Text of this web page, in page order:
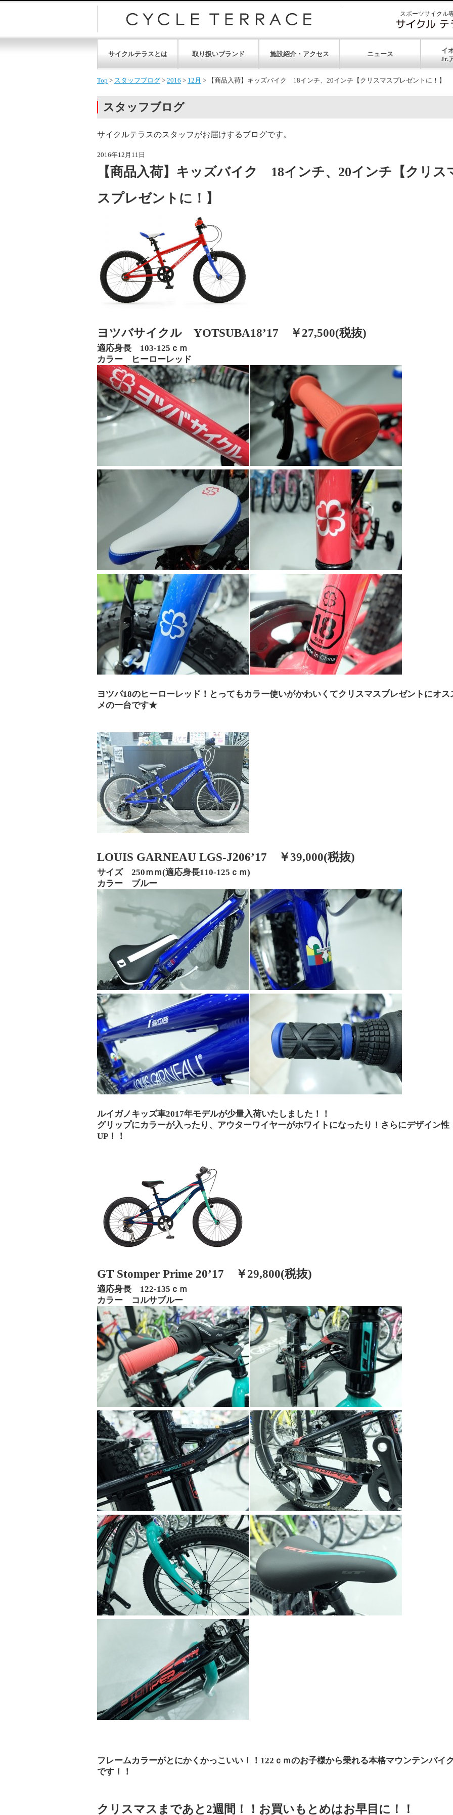
スポーツサイクル
サイクルテラスとは 取り扱いブランド 施設紹介・アクセス ニュース イ
Top > スタッフブログ > 2016 > 12月 > 【商品入荷】キッズバイク 18インチ、20インチ【クリスマスプレゼントに！】
スタッフブログ
サイクルテラスのスタッフがお届けするブログです。
2016年12月11日
【商品入荷】キッズバイク 18インチ、20インチ【クリス
スプレゼントに！】
ヨツバサイクル YOTSUBA18’17 ￥27,500(税抜)
適応身長 103-125ｃｍ
カラー ヒーローレッド
ヨツバ18のヒーローレッド！とってもカラー使いがかわいくてクリスマスプレゼントにオス
メの一台です★
LOUIS GARNEAU LGS-J206’17 ￥39,000(税抜)
サイズ 250ｍｍ(適応身長110-125ｃｍ)
カラー ブルー
ルイガノキッズ車2017年モデルが少量入荷いたしました！！
グリップにカラーが入ったり、アウターワイヤーがホワイトになったり！さらにデザイン性
UP！！
GT Stomper Prime 20’17 ￥29,800(税抜)
適応身長 122-135ｃｍ
カラー コルサブルー
フレームカラーがとにかくかっこいい！！122ｃｍのお子様から乗れる本格マウンテンバイ
です！！
クリスマスまであと2週間！！お買いもとめはお早目に！！